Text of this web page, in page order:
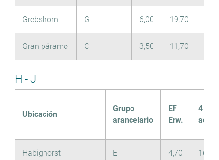
Grebshorn G 6,00 19,70
Gran páramo C 3,50 11,70
H - J
Ubicación
Grupo
arancelario
EF
Erw.
4
Habighorst E 4,70 16,00